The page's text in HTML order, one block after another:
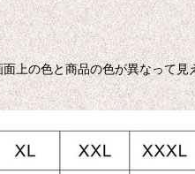
上の色と商品の色が異なって見